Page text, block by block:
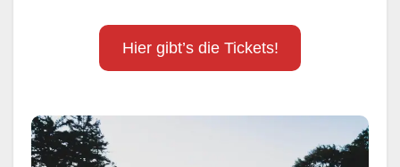
Hier gibt’s die Tickets!